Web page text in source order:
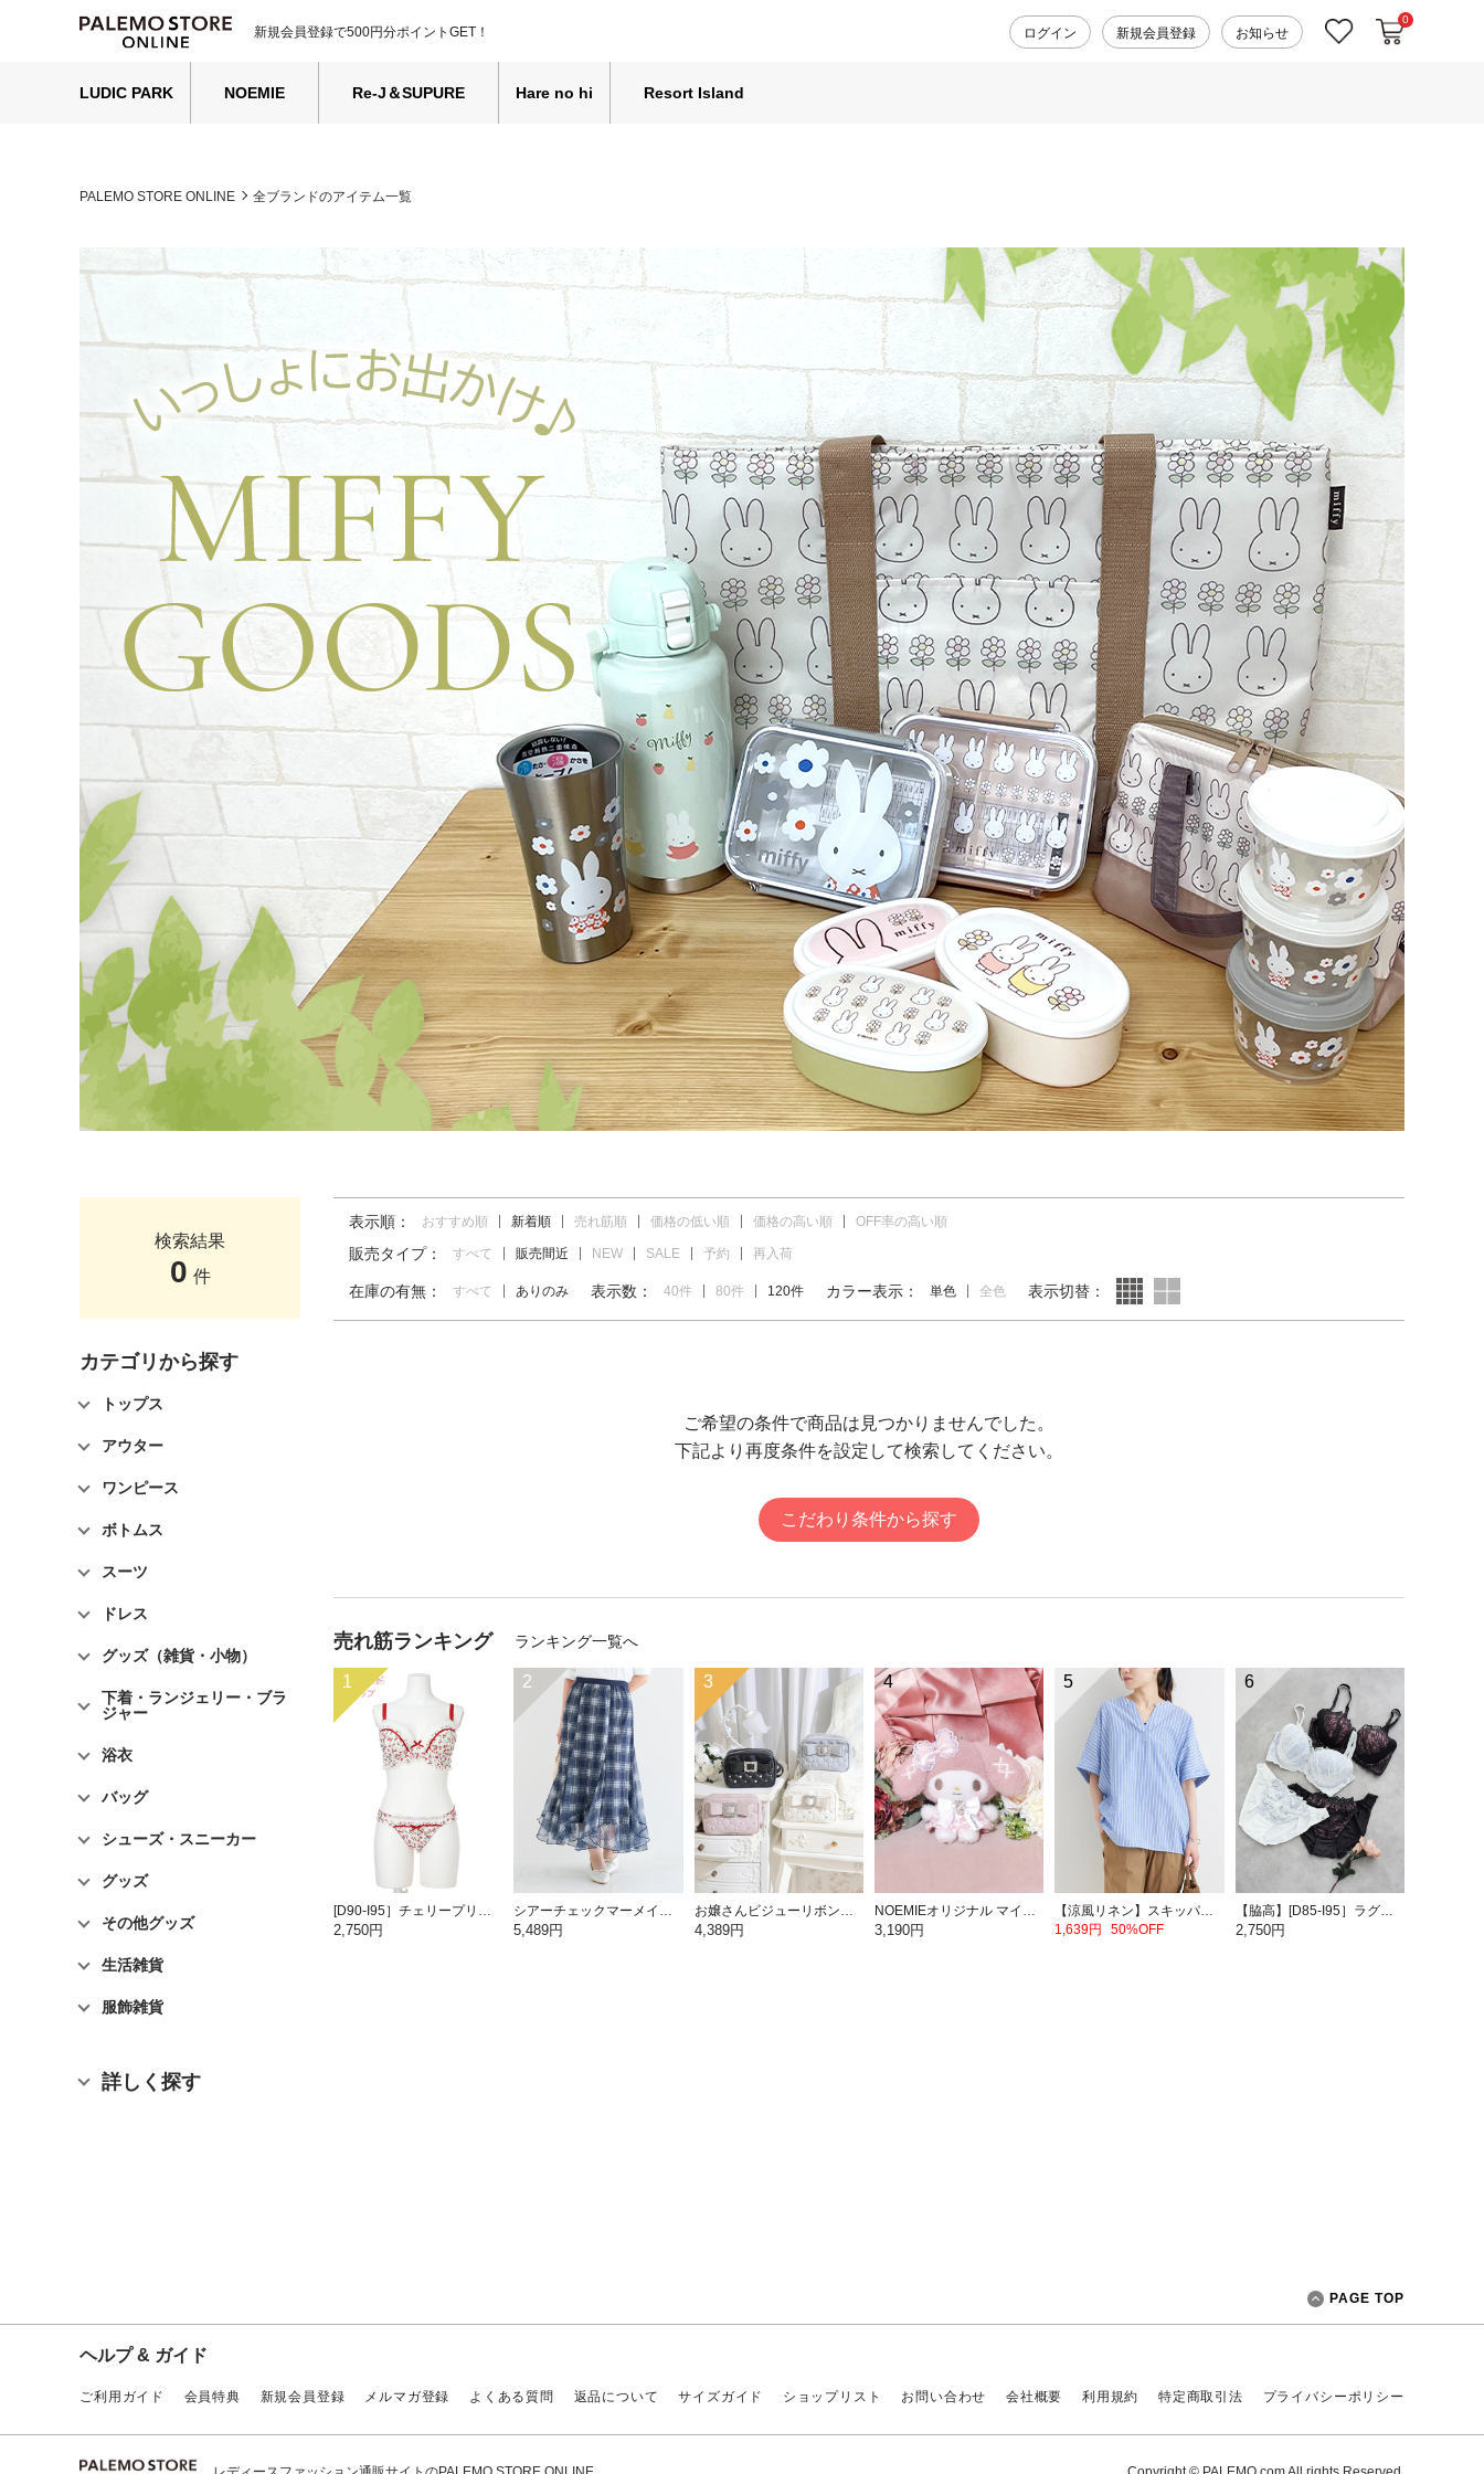
新規会員登録で500円分ポイントGET！ ログイン 新規会員登録 お知らせ お気に入りカートに入
0
LUDIC PARK NOEMIE Re-J＆SUPURE Hare no hi Resort Island
PALEMO STORE ONLINE 全ブランドのアイテム一覧
検索結果
0 件
カテゴリから探す
トップス
アウター
ワンピース
ボトムス
スーツ
ドレス
グッズ（雑貨・小物）
下着・ランジェリー・ブラ
ジャー
浴衣
バッグ
シューズ・スニーカー
グッズ
その他グッズ
生活雑貨
服飾雑貨
詳しく探す
表示順： おすすめ順 新着順 売れ筋順 価格の低い順 価格の高い順 OFF率の高い順
販売タイプ： すべて 販売間近 NEW SALE 予約 再入荷
在庫の有無： すべて ありのみ 表示数： 40件 80件 120件 カラー表示： 単色 全色 表示切替：
ご希望の条件で商品は見つかりませんでした。
下記より再度条件を設定して検索してください。
こだわり条件から探す
売れ筋ランキング ランキング一覧へ
1
[D90-I95］チェリープリントブラ＆ショーツ(モールドカップ)
2,750円
2
シアーチェックマーメイドスカート
5,489円
3
お嬢さんビジューリボンショルダーバッグ
4,389円
4
NOEMIEオリジナル マイメロディぬいぐるみキーホルダー
3,190円
5
【涼風リネン】スキッパーネックバンドカラーブラウス
1,639円
50%OFF
6
【脇高】[D85-I95］ラグジュアリーブラ＆ショーツ(モールドカップ)
2,750円
PAGE TOP
ヘルプ & ガイド
ご利用ガイド 会員特典 新規会員登録 メルマガ登録 よくある質問 返品について サイズガイド ショップリスト お問い合わせ 会社概要 利用規約 特定商取引法 プライバシーポリシー